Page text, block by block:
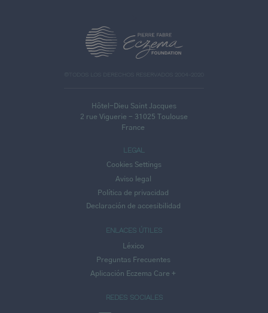
©TODOS LOS DERECHOS RESERVADOS 2004-2020
Hôtel-Dieu Saint Jacques
2 rue Viguerie - 31025 Toulouse
France
ENLACES ÚTILES
Léxico
Preguntas Frecuentes
Aplicación Eczema Care +
LEGAL
Cookies Settings
Aviso legal
Política de privacidad
Declaración de accesibilidad
REDES SOCIALES